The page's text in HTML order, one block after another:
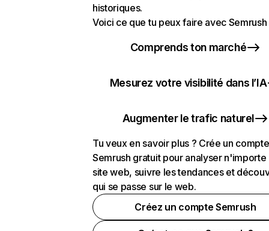
historiques.
Voici ce que tu peux faire avec Semrush
Comprends ton marché
Mesurez votre visibilité dans l’IA
Augmenter le trafic naturel
Tu veux en savoir plus ? Crée un compte
Semrush gratuit pour analyser n'importe
site web, suivre les tendances et
qui se passe sur le web.
Créez un compte Semrush